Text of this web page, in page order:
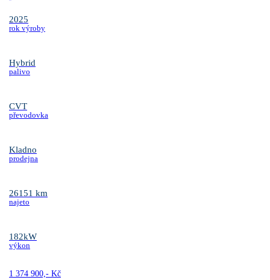
2025
rok výroby
Hybrid
palivo
CVT
převodovka
Kladno
prodejna
26151 km
najeto
182kW
výkon
1 374 900,- Kč